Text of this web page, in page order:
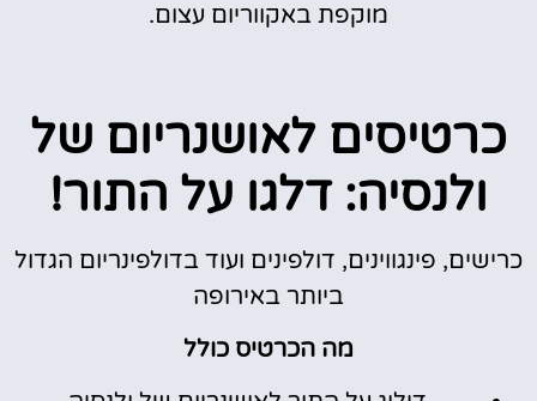
מוקפת באקווריום עצום.
כרטיסים לאושנריום של
ולנסיה: דלגו על התור!
כרישים, פינגווינים, דולפינים ועוד בדולפינריום הגדול
ביותר באירופה
מה הכרטיס כולל